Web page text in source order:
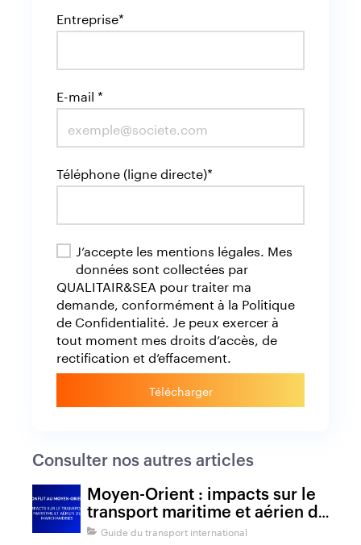
Entreprise*
E-mail *
Téléphone (ligne directe)*
J’accepte les mentions légales. Mes
données sont collectées par
QUALITAIR&SEA pour traiter ma
demande, conformément à la Politique
de Confidentialité. Je peux exercer à
tout moment mes droits d’accès, de
rectification et d’effacement.
Télécharger
Consulter nos autres articles
Moyen-Orient : impacts sur le
transport maritime et aérien de
marchandises
Guide du transport international